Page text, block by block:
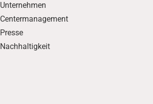
Unternehmen
Centermanagement
Presse
Nachhaltigkeit